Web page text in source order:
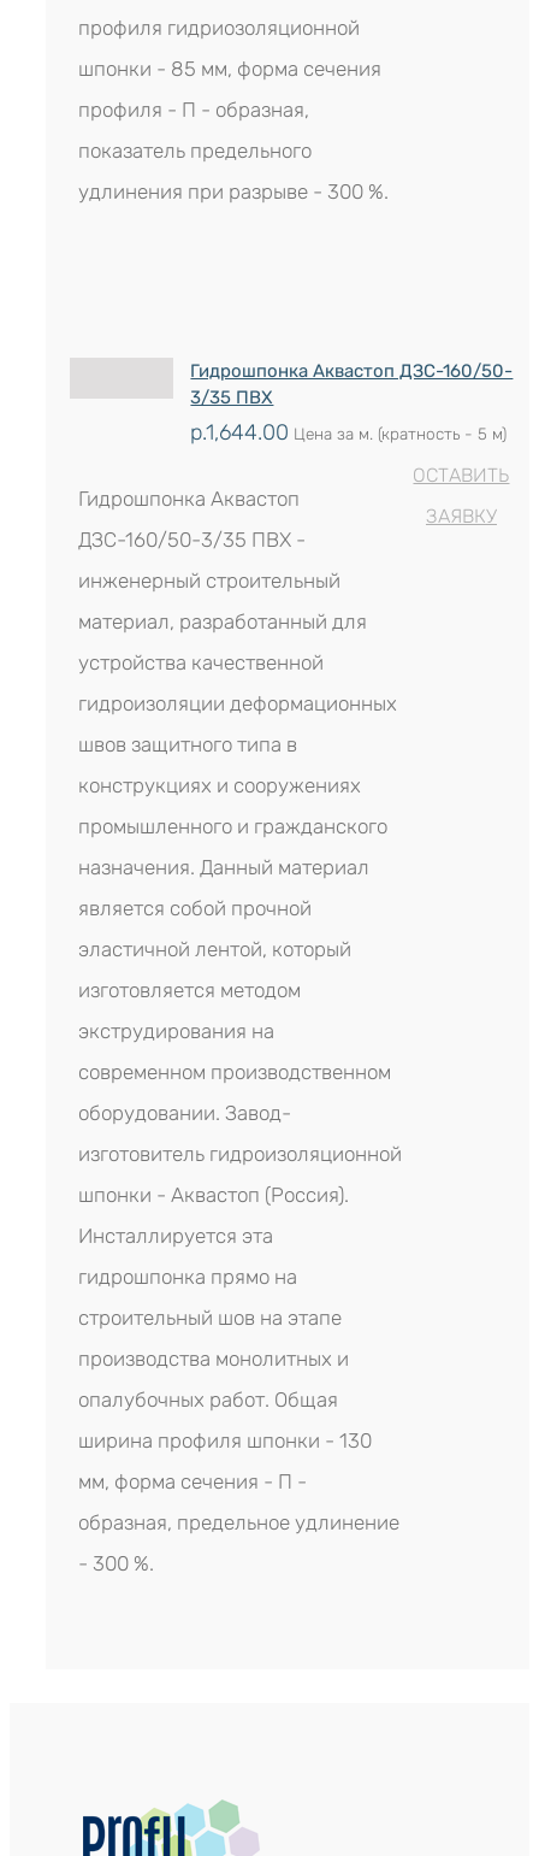
профиля гидриозоляционной
шпонки - 85 мм, форма сечения
профиля - П - образная,
показатель предельного
удлинения при разрыве - 300 %.
Гидрошпонка Аквастоп ДЗС-160/50-
3/35 ПВХ
р.1,644.00 Цена за м. (кратность - 5 м)
Гидрошпонка Аквастоп
ДЗС-160/50-3/35 ПВХ -
инженерный строительный
материал, разработанный для
устройства качественной
гидроизоляции деформационных
швов защитного типа в
конструкциях и сооружениях
промышленного и гражданского
назначения. Данный материал
является собой прочной
эластичной лентой, который
изготовляется методом
экструдирования на
современном производственном
оборудовании. Завод-
изготовитель гидроизоляционной
шпонки - Аквастоп (Россия).
Инсталлируется эта
гидрошпонка прямо на
строительный шов на этапе
производства монолитных и
опалубочных работ. Общая
ширина профиля шпонки - 130
мм, форма сечения - П -
образная, предельное удлинение
- 300 %.
ОСТАВИТЬ
ЗАЯВКУ